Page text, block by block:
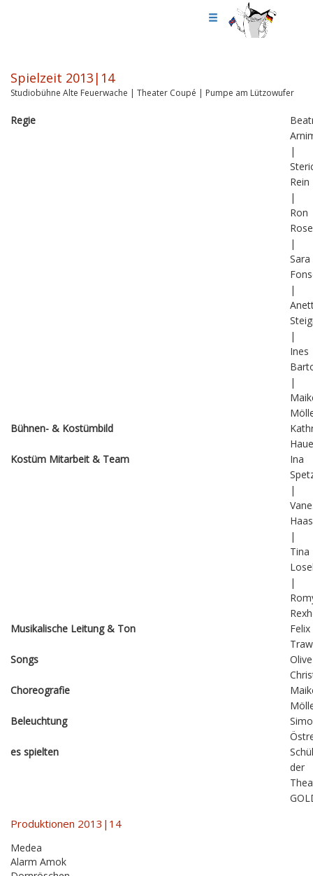
Spielzeit 2013|14
Studiobühne Alte Feuerwache | Theater Coupé | Pumpe am Lützowufer
Regie
|
Rein
|
Ron
|
Sara
|
|
Ines
|
Bühnen- & Kostümbild
Kostüm Mitarbeit & Team
Ina
|
|
Tina
|
Musikalische Leitung & Ton
Felix
Songs
Olive
Choreografie
Beleuchtung
es spielten
der
Produktionen 2013|14
Medea
Alarm Amok